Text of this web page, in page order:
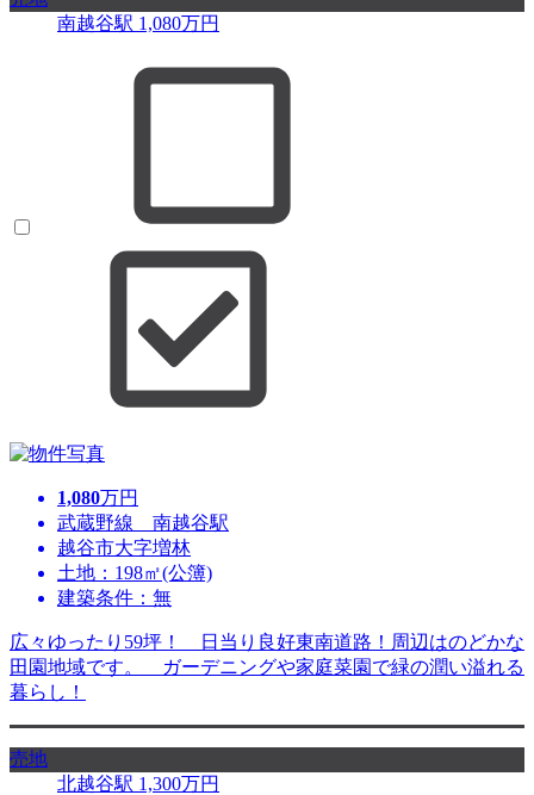
南越谷駅 1,080万円
1,080万円
武蔵野線 南越谷駅
越谷市大字増林
土地：198㎡(公簿)
建築条件：無
広々ゆったり59坪！ 日当り良好東南道路！周辺はのどかな
田園地域です。 ガーデニングや家庭菜園で緑の潤い溢れる
暮らし！
売地
北越谷駅 1,300万円